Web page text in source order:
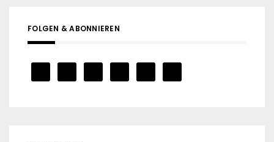
FOLGEN & ABONNIEREN